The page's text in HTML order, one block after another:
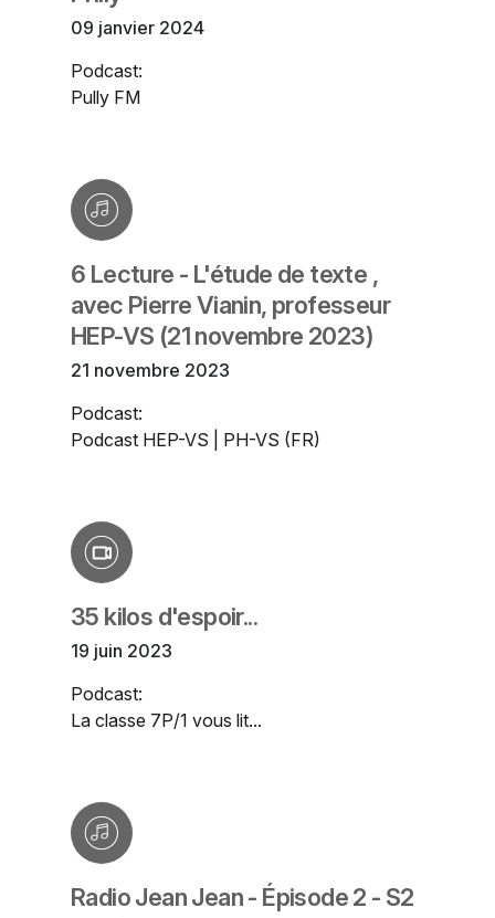
09 janvier 2024
Podcast:
Pully FM
6 Lecture - L'étude de texte ,
avec Pierre Vianin, professeur
HEP-VS (21 novembre 2023)
21 novembre 2023
Podcast:
Podcast HEP-VS | PH-VS (FR)
35 kilos d'espoir...
19 juin 2023
Podcast:
La classe 7P/1 vous lit...
Radio Jean Jean - Épisode 2 - S2